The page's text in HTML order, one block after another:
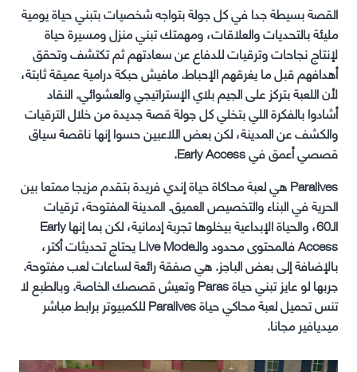
القصة بسيطة جدا في كل جولة بتواجه شخصيات بتبني حياة يومية
مليئة بالتحديات والعلاقات، ومهمتك تبني منزل ومسيرة حياة
لإنتاج نجاحات وترقيات للدفاع عن سعادتهم ثم تكتشف وتحقق
أهدافهم قبل ما يغرقهم الإحباط. مافيش حبكة درامية عميقة ثابتة،
لأن اللعبة بتركز على الجيم بلاي الإستراتيجي والعشوائي. النقاد
أشادوا بالفكرة اللي بتخلي كل جولة قصة جديدة من خلال الترقيات
والكشف عن المدينة، لكن بعض اللاعبين حسوا إنها ناقصة سياق
قصصي أعمق في Early Access.
Paralives هي لعبة محاكاة حياة إندي فريدة بتقدم مزيجا ممتعا بين
الحرية في البناء والتخصيص العميق. المدينة المفتوحة، ترقيات
الـ60، والحياة الإبداعية بيخلوها تجربة إدمانية، لكن بما إنها Early
Access فالمحتوى محدود والـLive Mode يحتاج تحديثات أكتر،
بالإضافة إلى بعض الباجز. هي صفقة رائعة لساعات لعب مفتوحة.
جربها لو عايز تبني حياة Paras وتعيش قصصك الخاصة. وبالطبع لا
تنس تحميل لعبة محاكي حياة Paralives للكمبيوتر برابط مباشر
ميديافير مجانا.